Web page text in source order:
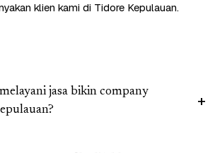
klien kami di Tidore Kepulauan.
jasa bikin company